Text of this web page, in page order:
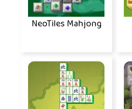
NeoTiles Mahjong